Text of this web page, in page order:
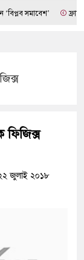
সমাবেশ’ ফ্রান্সে
ফিজিক্স
জুলাই ২০১৮